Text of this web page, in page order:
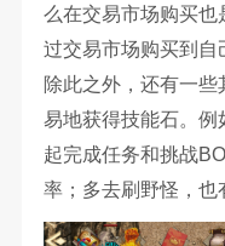
么在交易市场购买也
过交易市场购买到自
除此之外，还有一
易地获得技能石。例
起完成任务和挑战
率；多去刷野怪，也